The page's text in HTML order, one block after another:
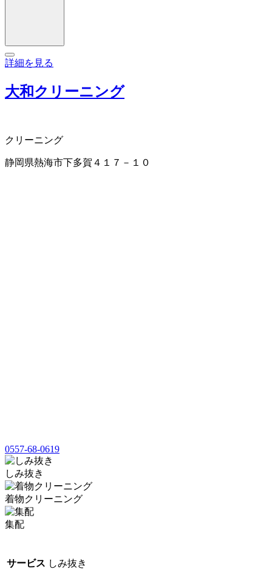
詳細を見る
大和クリーニング
クリーニング
静岡県熱海市下多賀４１７－１０
0557-68-0619
しみ抜き
着物クリーニング
集配
サービス しみ抜き